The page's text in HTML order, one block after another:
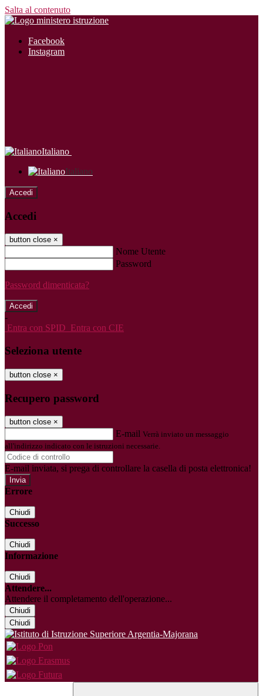
Salta al contenuto
Facebook
Instagram
Italiano
Italiano
Accedi
Accedi
button close ×
Nome Utente
Password
Password dimenticata?
-
Entra con SPID Entra con CIE
Seleziona utente
button close ×
Recupero password
button close ×
E-mail Verrà inviato un messaggio
all'indirizzo indicato con le istruzioni necessarie.
E-mail inviata, si prega di controllare la casella di posta elettronica!
Errore
Chiudi
Successo
Chiudi
Informazione
Chiudi
Attendere...
Attendere il completamento dell'operazione...
Chiudi
Chiudi